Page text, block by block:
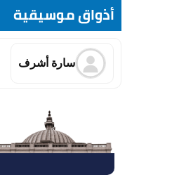
أذواق موسيقية
سارة أشرف